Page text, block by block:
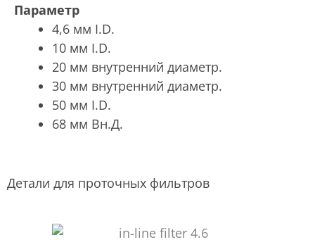
Параметр
4,6 мм I.D.
10 мм I.D.
20 мм внутренний диаметр.
30 мм внутренний диаметр.
50 мм I.D.
68 мм Вн.Д.
Детали для проточных фильтров